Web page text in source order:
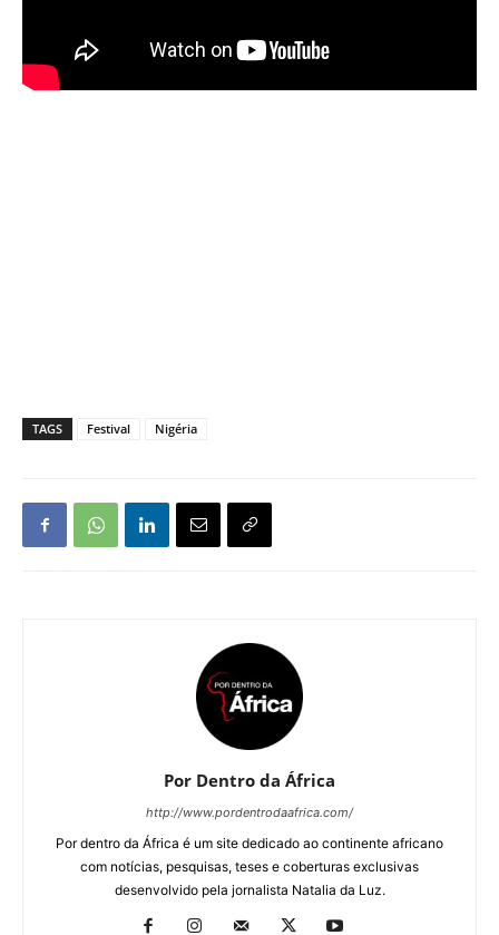
TAGS Festival Nigéria
Por Dentro da África
http://www.pordentrodaafrica.com/
Por dentro da África é um site dedicado ao continente africano
com notícias, pesquisas, teses e coberturas exclusivas
desenvolvido pela jornalista Natalia da Luz.